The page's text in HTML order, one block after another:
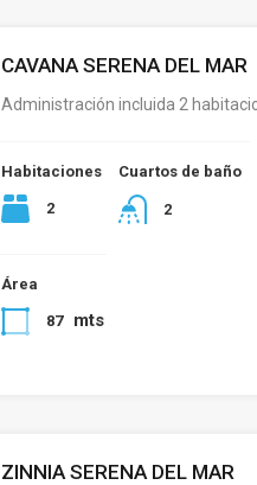
CAVANA SERENA DEL MAR
Administración incluida 2
Habitaciones
2
Cuartos de baño
2
Área
87 mts
ZINNIA SERENA DEL MAR